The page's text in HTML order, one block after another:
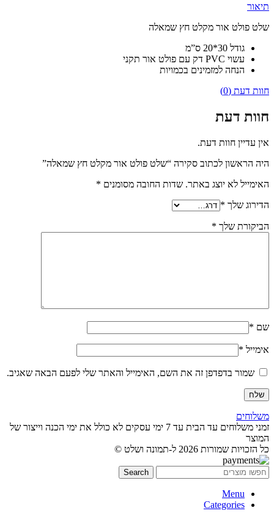
תיאור
שלט פולט אור מקלט חץ שמאלה
גודל 30*20 ס”מ
עשוי PVC דק עם פולט אור תקני
הנחה למזמינים בכמויות
חוות דעת (0)
חוות דעת
אין עדיין חוות דעת.
היה הראשון לכתוב סקירה “שלט פולט אור מקלט חץ שמאלה”
האימייל לא יוצג באתר. שדות החובה מסומנים *
הדירוג שלך *
הביקורת שלך *
שם *
אימייל *
שמור בדפדפן זה את השם, האימייל והאתר שלי לפעם הבאה שאגיב.
משלוחים
זמני משלוחים עד הבית עד 7 ימי עסקים לא כולל את ימי הכנה וייצור של
המוצר
כל הזכויות שמורות 2026 ל-תמונה ושלט ©
Search
Menu
Categories